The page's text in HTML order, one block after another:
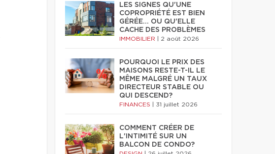
LES SIGNES QU'UNE
COPROPRIÉTÉ EST BIEN
GÉRÉE… OU QU'ELLE
CACHE DES PROBLÈMES
IMMOBILIER 2 août 2026
POURQUOI LE PRIX DES
MAISONS RESTE-T-IL LE
MÊME MALGRÉ UN TAUX
DIRECTEUR STABLE OU
QUI DESCEND?
FINANCES 31 juillet 2026
COMMENT CRÉER DE
L'INTIMITÉ SUR UN
BALCON DE CONDO?